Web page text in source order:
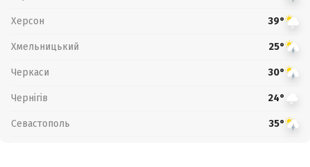
Херсон 39°
Хмельницький 25°
Черкаси 30°
Чернігів 24°
Севастополь 35°